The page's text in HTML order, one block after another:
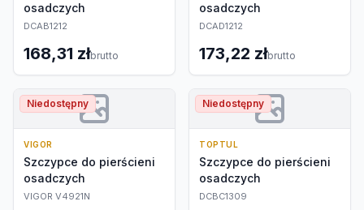
osadczych
DCAB1212
168,31 złbrutto
osadczych
DCAD1212
173,22 złbrutto
Niedostępny
VIGOR
Szczypce do pierścieni
osadczych
VIGOR V4921N
Niedostępny
TOPTUL
Szczypce do pierścieni
osadczych
DCBC1309